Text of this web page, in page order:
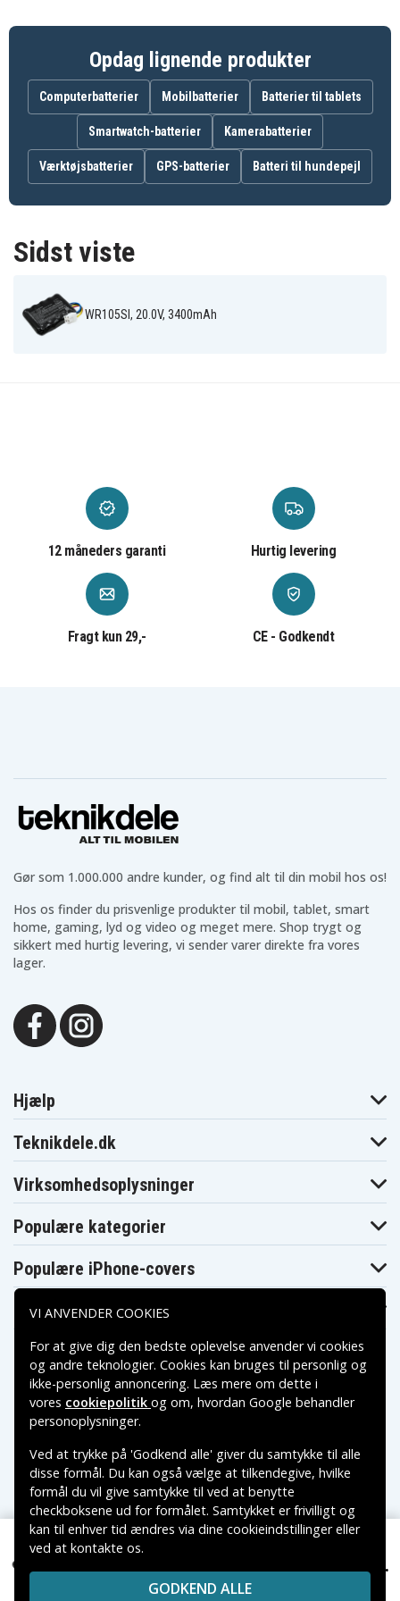
R800 Smart
RLM500
RMA1001M20V
Sunseeker
RMA301M20V
Sunseeker
RMA501M20V
Sunseeker
RMA801M20V
WR090S
WR091S
WR092S
WR093S
WR094S
WR095S
WR096S
WR100SI
WR101SI
WR101SI.1
WR102SI
WR102SI.1
WR103SI
WR104SI
WR104SI.1
WR105SI
WR105SI.1
WR106SI
WR106SI.1
WR110MI
WR110MI.1
Opdag lignende produkter
Computerbatterier Mobilbatterier Batterier til tablets
Smartwatch-batterier Kamerabatterier
Værktøjsbatterier GPS-batterier Batteri til hundepejl
Sidst viste
WR105SI, 20.0V, 3400mAh
299 kr.
12 måneders garanti Hurtig levering
Fragt kun 29,- CE - Godkendt
Gør som 1.000.000 andre kunder, og find alt til din mobil hos os!
Hos os finder du prisvenlige produkter til mobil, tablet, smart
home, gaming, lyd og video og meget mere. Shop trygt og
sikkert med hurtig levering, vi sender varer direkte fra vores
lager.
Hjælp
Teknikdele.dk
Virksomhedsoplysninger
Populære kategorier
Populære iPhone-covers
Populære Samsung-covers
Betalingsmuligheder
Leveringsmuligheder
Copyright © 2026, Spares Nordic AB
VAREMÆRKER NÆVNT PÅ DETTE WEB TILHØRER DE
RESPEKTIVE VAREMÆRKERS-EJER.
VI ANVENDER COOKIES
For at give dig den bedste oplevelse anvender vi cookies
og andre teknologier. Cookies kan bruges til personlig og
ikke-personlig annoncering. Læs mere om dette i
vores cookiepolitik og om, hvordan Google behandler
personoplysninger.
Ved at trykke på 'Godkend alle' giver du samtykke til alle
disse formål. Du kan også vælge at tilkendegive, hvilke
formål du vil give samtykke til ved at benytte
checkboksene ud for formålet. Samtykket er frivilligt og
kan til enhver tid ændres via dine cookieindstillinger eller
ved at kontakte os.
GODKEND ALLE